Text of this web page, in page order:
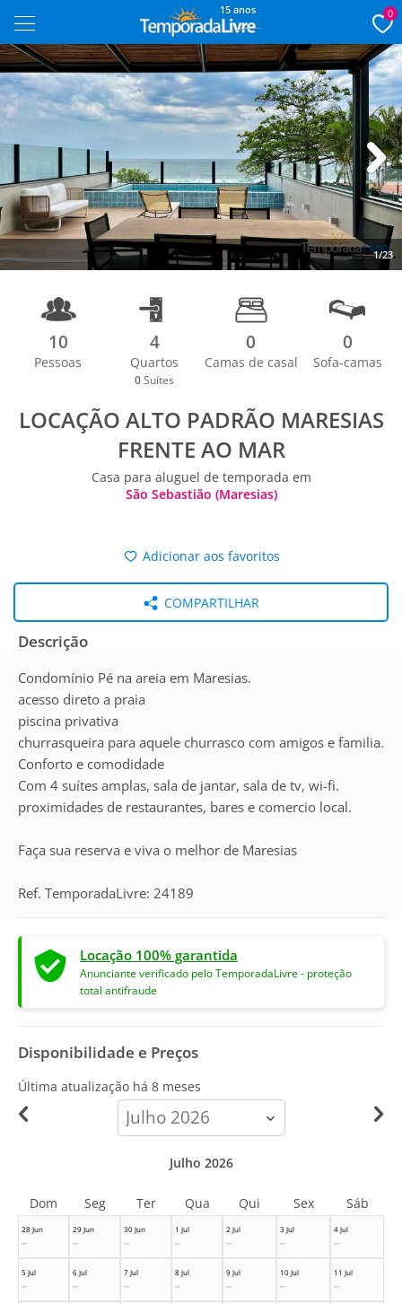
15 anos 0
1/23
Next
10
Pessoas
4
Quartos
0 Suítes
0
Camas de casal
0
Sofa-camas
LOCAÇÃO ALTO PADRÃO MARESIAS
FRENTE AO MAR
Casa para aluguel de temporada em
São Sebastião (Maresias)
Adicionar aos favoritos
COMPARTILHAR
Descrição
Condomínio Pé na areia em Maresias.
acesso direto a praia
piscina privativa
churrasqueira para aquele churrasco com amigos e familia.
Conforto e comodidade
Com 4 suítes amplas, sala de jantar, sala de tv, wi-fi.
proximidades de restaurantes, bares e comercio local.
Faça sua reserva e viva o melhor de Maresias
Ref. TemporadaLivre: 24189
Locação 100% garantida
Anunciante verificado pelo TemporadaLivre - proteção
total antifraude
Disponibilidade e Preços
Última atualização há 8 meses
calendar-
month
28 Jun
--
29 Jun
--
30 Jun
--
1 Jul
--
2 Jul
--
3 Jul
--
4 Jul
--
5 Jul
--
6 Jul
--
7 Jul
--
8 Jul
--
9 Jul
--
10 Jul
--
11 Jul
--
Julho 2026
Dom Seg Ter Qua Qui Sex Sáb